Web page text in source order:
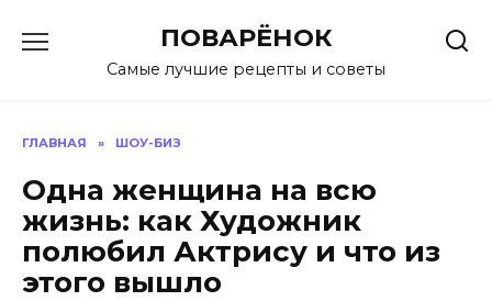
содержанию
ПОВАРЁНОК
Самые лучшие рецепты и советы
ГЛАВНАЯ » ШОУ-БИЗ
Одна женщина на всю
жизнь: как Художник
полюбил Актрису и что из
этого вышло